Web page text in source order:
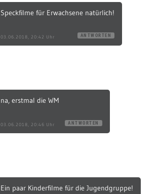
Speckfilme für Erwachsene natürlich!
03.06.2018, 20:42 Uhr ANTWORTEN
na, erstmal die WM
03.06.2018, 20:46 Uhr ANTWORTEN
Ein paar Kinderfilme für die Jugendgruppe!